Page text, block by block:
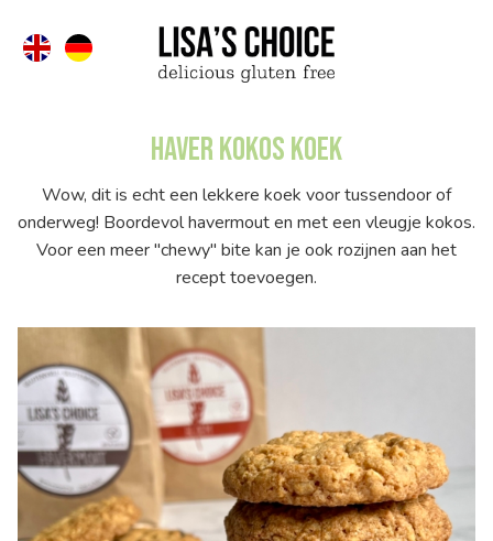
Haver kokos koek
Wow, dit is echt een lekkere koek voor tussendoor of
onderweg! Boordevol havermout en met een vleugje kokos.
Voor een meer "chewy" bite kan je ook rozijnen aan het
recept toevoegen.